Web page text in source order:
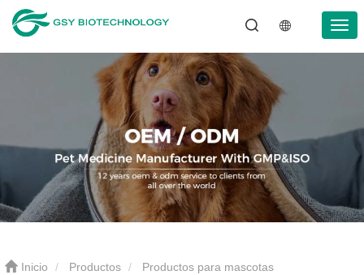
Inicio Productos Productos para mascotas